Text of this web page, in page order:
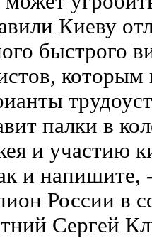
Киеву
быстрого
которым
палки в
и участию
и напишите,
России в
Сергей